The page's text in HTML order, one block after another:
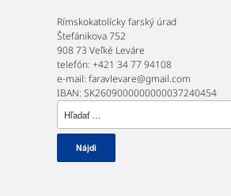
Rímskokatolícky farský úrad
Štefánikova 752
908 73 Veľké Leváre
telefón: +421 34 77 94108
e-mail: faravlevare@gmail.com
IBAN: SK2609000000000037240454
Hľadať: